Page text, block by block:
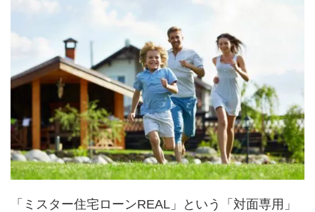
「ミスター住宅ローンREAL」という「対面専用」